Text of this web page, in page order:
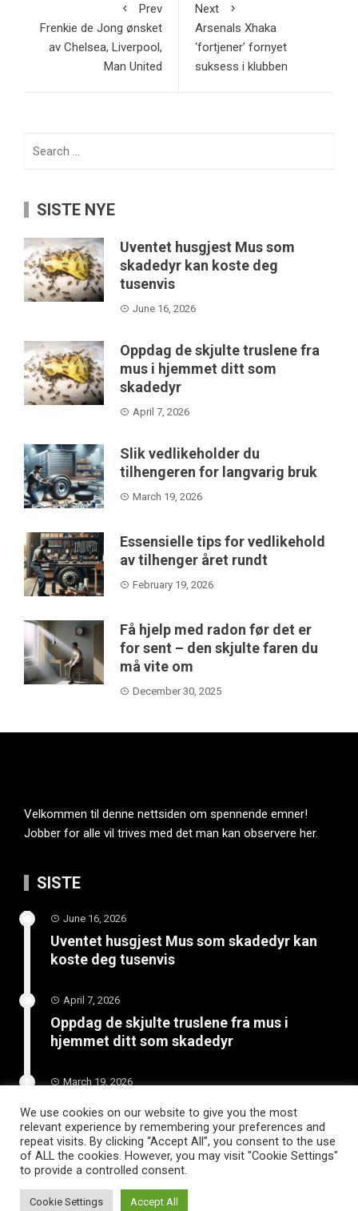
Prev
Frenkie de Jong ønsket
av Chelsea, Liverpool,
Man United
Next
Arsenals Xhaka
‘fortjener’ fornyet
suksess i klubben
SISTE NYE
Uventet husgjest Mus som
skadedyr kan koste deg
tusenvis
June 16, 2026
Oppdag de skjulte truslene fra
mus i hjemmet ditt som
skadedyr
April 7, 2026
Slik vedlikeholder du
tilhengeren for langvarig bruk
March 19, 2026
Essensielle tips for vedlikehold
av tilhenger året rundt
February 19, 2026
Få hjelp med radon før det er
for sent – den skjulte faren du
må vite om
December 30, 2025
Velkommen til denne nettsiden om spennende emner!
Jobber for alle vil trives med det man kan observere her.
SISTE
June 16, 2026
Uventet husgjest Mus som skadedyr kan
koste deg tusenvis
April 7, 2026
Oppdag de skjulte truslene fra mus i
hjemmet ditt som skadedyr
March 19, 2026
Slik vedlikeholder du tilhengeren for
langvarig bruk
We use cookies on our website to give you the most
relevant experience by remembering your preferences and
repeat visits. By clicking “Accept All”, you consent to the use
of ALL the cookies. However, you may visit "Cookie Settings"
to provide a controlled consent.
Cookie Settings Accept All